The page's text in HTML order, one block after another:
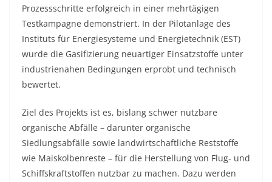
Prozessschritte erfolgreich in einer mehrtägigen
Testkampagne demonstriert. In der Pilotanlage des
Instituts für Energiesysteme und Energietechnik (EST)
wurde die Gasifizierung neuartiger Einsatzstoffe unter
industrienahen Bedingungen erprobt und technisch
bewertet.
Ziel des Projekts ist es, bislang schwer nutzbare
organische Abfälle – darunter organische
Siedlungsabfälle sowie landwirtschaftliche Reststoffe
wie Maiskolbenreste – für die Herstellung von Flug- und
Schiffskraftstoffen nutzbar zu machen. Dazu werden